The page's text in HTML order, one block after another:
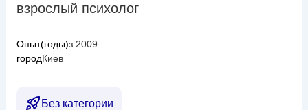
взрослый психолог
Опыт(годы)з 2009
городКиев
Без категории